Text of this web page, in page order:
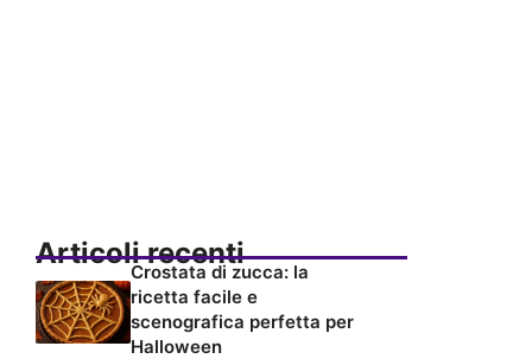
Articoli recenti
Crostata di zucca: la
ricetta facile e
scenografica perfetta per
Halloween